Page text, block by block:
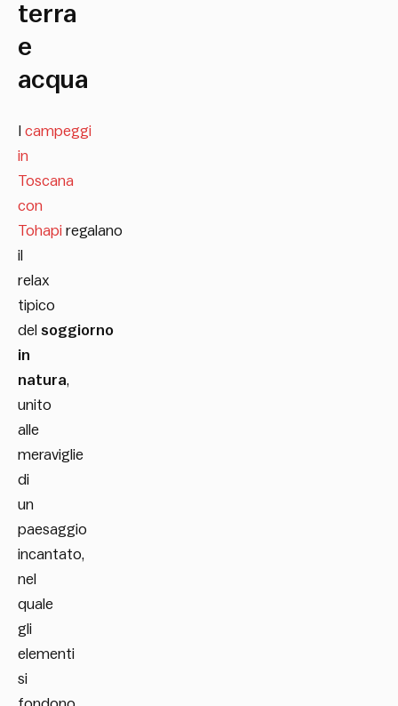
terra
e
acqua
campeggi
in
Toscana
con
Tohapi regalano
il
relax
tipico
del soggiorno
in
natura,
unito
alle
meraviglie
di
un
paesaggio
incantato,
nel
quale
gli
elementi
si